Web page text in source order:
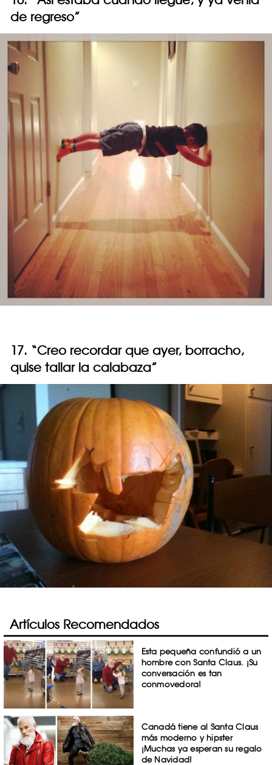
de regreso”
17. “Creo recordar que ayer, borracho,
quise tallar la calabaza”
Artículos Recomendados
Esta pequeña confundió a un
hombre con Santa Claus. ¡Su
conversación es tan
conmovedora!
Canadá tiene al Santa Claus
más moderno y hipster
¡Muchas ya esperan su regalo
de Navidad!